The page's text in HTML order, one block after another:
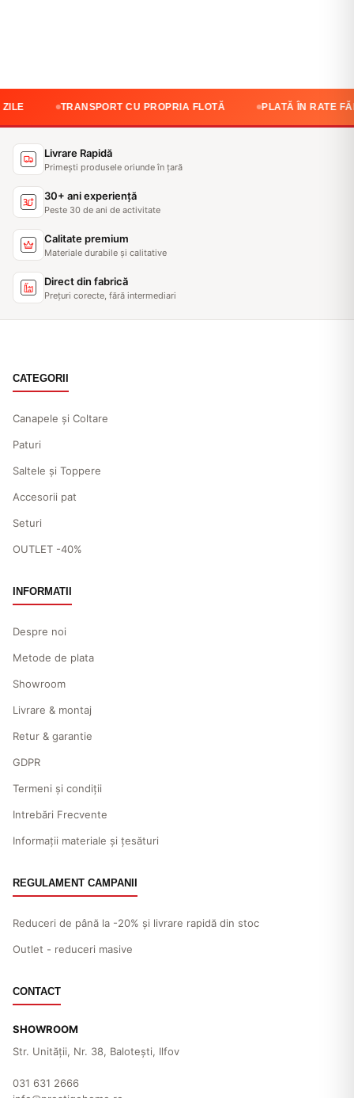
TRANSPORT CU PROPRIA FLOTĂ PLATĂ ÎN RATE FĂRĂ
Livrare Rapidă
Primești produsele oriunde în țară
30+ ani experiență
Peste 30 de ani de activitate
Calitate premium
Materiale durabile și calitative
Direct din fabrică
Prețuri corecte, fără intermediari
CATEGORII
Canapele și Coltare
Paturi
Saltele și Toppere
Accesorii pat
Seturi
OUTLET -40%
INFORMATII
Despre noi
Metode de plata
Showroom
Livrare & montaj
Retur & garantie
GDPR
Termeni și condiții
Intrebări Frecvente
Informații materiale și țesături
REGULAMENT CAMPANII
Reduceri de până la -20% și livrare rapidă din stoc
Outlet - reduceri masive
CONTACT
SHOWROOM
Str. Unităţii, Nr. 38, Baloteşti, Ilfov
031 631 2666